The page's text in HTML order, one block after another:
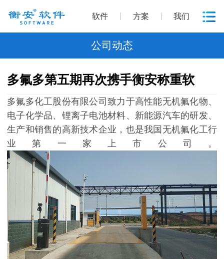
软件 方案 我们
公司动态
多氟多第五期再次携手衡安称重软
多氟多化工股份有限公司致力于高性能无机氟化物、
电子化学品、锂离子电池材料、新能源汽车的研发、
生产和销售的高新技术企业，也是我国无机氟化工行
业第一家上市公司。